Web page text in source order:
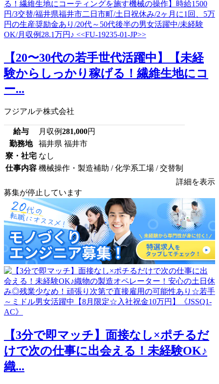
【20〜30代の若手世代活躍中】【未経
験からしっかり稼げる！繊維生地にコ
ー...
フジアルテ株式会社
給与 月収例281,000円
勤務地
福井県 福井市
寮・社宅 なし
仕事内容 機械操作・製造補助 / 化学系工場 / 交替制
詳細を表示
募集が停止しています
【3分で即マッチ】面接なし×ポチるだ
けで次の仕事に出会える！未経験OK♪
織...